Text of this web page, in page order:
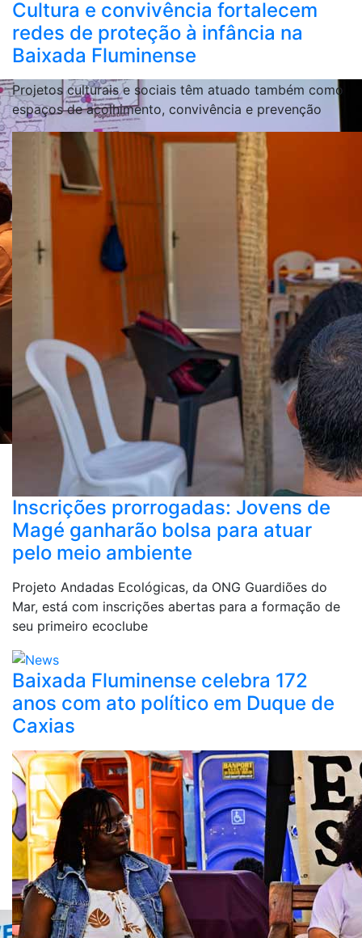
Cultura e convivência fortalecem
redes de proteção à infância na
Baixada Fluminense
Projetos culturais e sociais têm atuado também como
espaços de acolhimento, convivência e prevenção
Inscrições prorrogadas: Jovens de
Magé ganharão bolsa para atuar
pelo meio ambiente
Projeto Andadas Ecológicas, da ONG Guardiões do
Mar, está com inscrições abertas para a formação de
Baixada Fluminense celebra 172
anos com ato político em Duque de
Caxias